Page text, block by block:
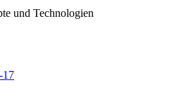
und Technologien
17